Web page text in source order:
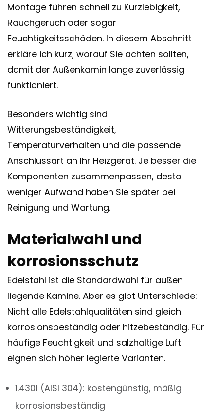
Montage führen schnell zu Kurzlebigkeit,
Rauchgeruch oder sogar
Feuchtigkeitsschäden. In diesem Abschnitt
erkläre ich kurz, worauf Sie achten sollten,
damit der Außenkamin lange zuverlässig
funktioniert.
Besonders wichtig sind
Witterungsbeständigkeit,
Temperaturverhalten und die passende
Anschlussart an Ihr Heizgerät. Je besser die
Komponenten zusammenpassen, desto
weniger Aufwand haben Sie später bei
Reinigung und Wartung.
Materialwahl und
korrosionsschutz
Edelstahl ist die Standardwahl für außen
liegende Kamine. Aber es gibt Unterschiede:
Nicht alle Edelstahlqualitäten sind gleich
korrosionsbeständig oder hitzebeständig. Für
häufige Feuchtigkeit und salzhaltige Luft
eignen sich höher legierte Varianten.
1.4301 (AISI 304): kostengünstig, mäßig
korrosionsbeständig